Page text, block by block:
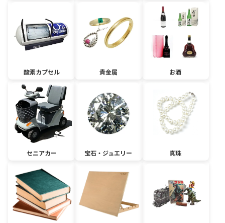
酸素カプセル 貴金属 お酒
セニアカー 宝石・ジュエリー 真珠